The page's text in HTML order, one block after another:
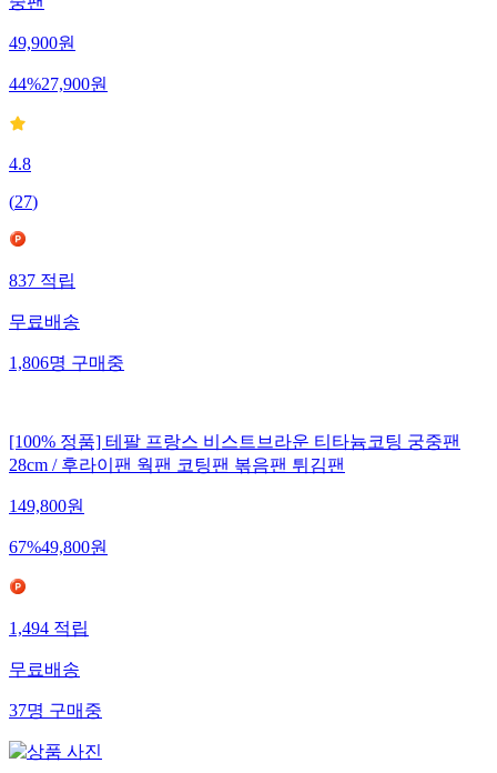
49,900원
44%27,900원
4.8
(27)
837 적립
무료배송
1,806명 구매중
[100% 정품] 테팔 프랑스 비스트브라운 티타늄코팅 궁중팬
28cm / 후라이팬 웍팬 코팅팬 볶음팬 튀김팬
149,800원
67%49,800원
1,494적립
무료배송
37명구매중